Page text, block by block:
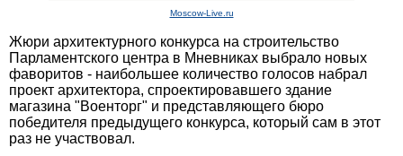
Moscow-Live.ru
Жюри архитектурного конкурса на строительство
Парламентского центра в Мневниках выбрало новых
фаворитов - наибольшее количество голосов набрал
проект архитектора, спроектировавшего здание
магазина "Военторг" и представляющего бюро
победителя предыдущего конкурса, который сам в этот
раз не участвовал.